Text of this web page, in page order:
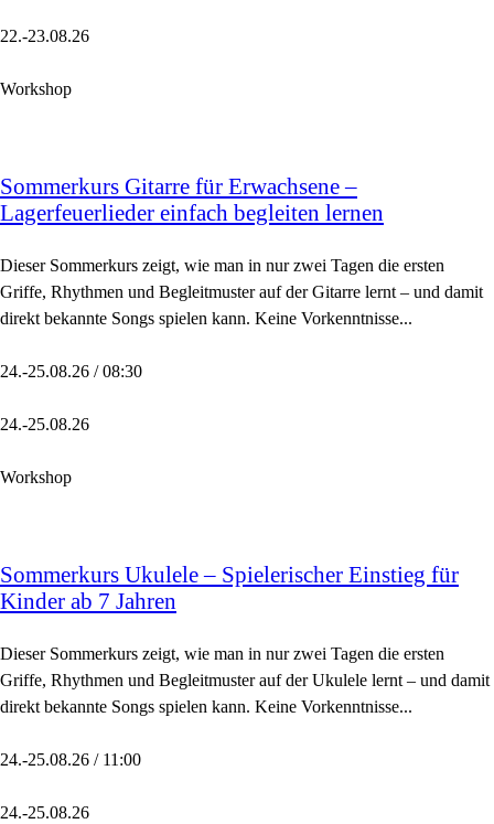
22.-23.08.26
Workshop
Sommerkurs Gitarre für Erwachsene –
Lagerfeuerlieder einfach begleiten lernen
Dieser Sommerkurs zeigt, wie man in nur zwei Tagen die ersten
Griffe, Rhythmen und Begleitmuster auf der Gitarre lernt – und damit
direkt bekannte Songs spielen kann. Keine Vorkenntnisse...
24.-25.08.26 / 08:30
24.-25.08.26
Workshop
Sommerkurs Ukulele – Spielerischer Einstieg für
Kinder ab 7 Jahren
Dieser Sommerkurs zeigt, wie man in nur zwei Tagen die ersten
Griffe, Rhythmen und Begleitmuster auf der Ukulele lernt – und damit
direkt bekannte Songs spielen kann. Keine Vorkenntnisse...
24.-25.08.26 / 11:00
24.-25.08.26